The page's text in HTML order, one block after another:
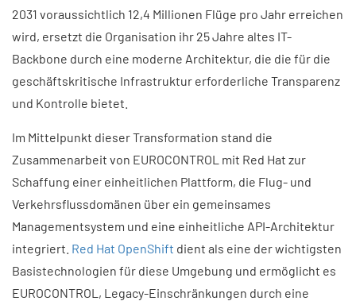
2031 voraussichtlich 12,4 Millionen Flüge pro Jahr erreichen
wird, ersetzt die Organisation ihr 25 Jahre altes IT-
Backbone durch eine moderne Architektur, die die für die
geschäftskritische Infrastruktur erforderliche Transparenz
und Kontrolle bietet.
Im Mittelpunkt dieser Transformation stand die
Zusammenarbeit von EUROCONTROL mit Red Hat zur
Schaffung einer einheitlichen Plattform, die Flug- und
Verkehrsflussdomänen über ein gemeinsames
Managementsystem und eine einheitliche API-Architektur
integriert. Red Hat OpenShift dient als eine der wichtigsten
Basistechnologien für diese Umgebung und ermöglicht es
EUROCONTROL, Legacy-Einschränkungen durch eine